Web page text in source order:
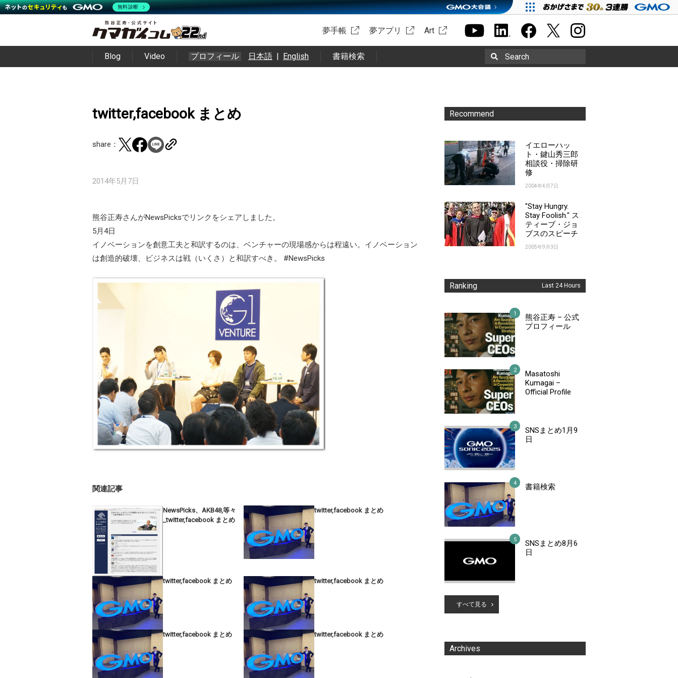
夢手帳 夢アプリ Art
Blog Video プロフィール 日本語 | English 書籍検索 Search
twitter,facebook まとめ
share：
2014年5月7日
熊谷正寿さんがNewsPicksでリンクをシェアしました。
5月4日
イノベーションを創意工夫と和訳するのは、ベンチャーの現場感からは程遠い。イノベーション
は創造的破壊、ビジネスは戦（いくさ）と和訳すべき。 #NewsPicks
関連記事
NewsPicks、AKB48,等々
_twitter,facebook まとめ
twitter,facebook まとめ
twitter,facebook まとめ twitter,facebook まとめ
twitter,facebook まとめ twitter,facebook まとめ
Recommend
イエローハッ
ト・鍵山秀三郎
相談役・掃除研
修
2004年4月7日
"Stay Hungry.
Stay Foolish." ス
ティーブ・ジョ
ブスのスピーチ
2005年9月3日
Ranking Last 24 Hours
熊谷正寿 – 公式
プロフィール
Masatoshi
Kumagai –
Official Profile
SNSまとめ1月9
日
書籍検索
SNSまとめ8月6
日
すべて見る
Archives
無料診断